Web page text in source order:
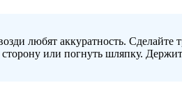
любят аккуратность.
или погнуть шляпку.